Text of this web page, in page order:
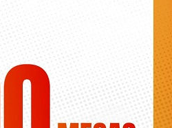
será reubicado y contará con
de los usuarios, facilitar la
reducción de la velocidad de
maniobras indebidas de carga y
que “seguimos dando
Costa. Esta actuación